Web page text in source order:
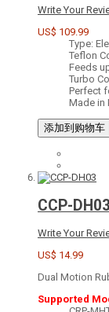
Write Your
US$ 109.99
Type:
Teflon
Feeds
Turbo
Perfect
Made in
添加到购物车
CCP-DH03
Write Your
US$ 14.99
Dual Motion
Supported